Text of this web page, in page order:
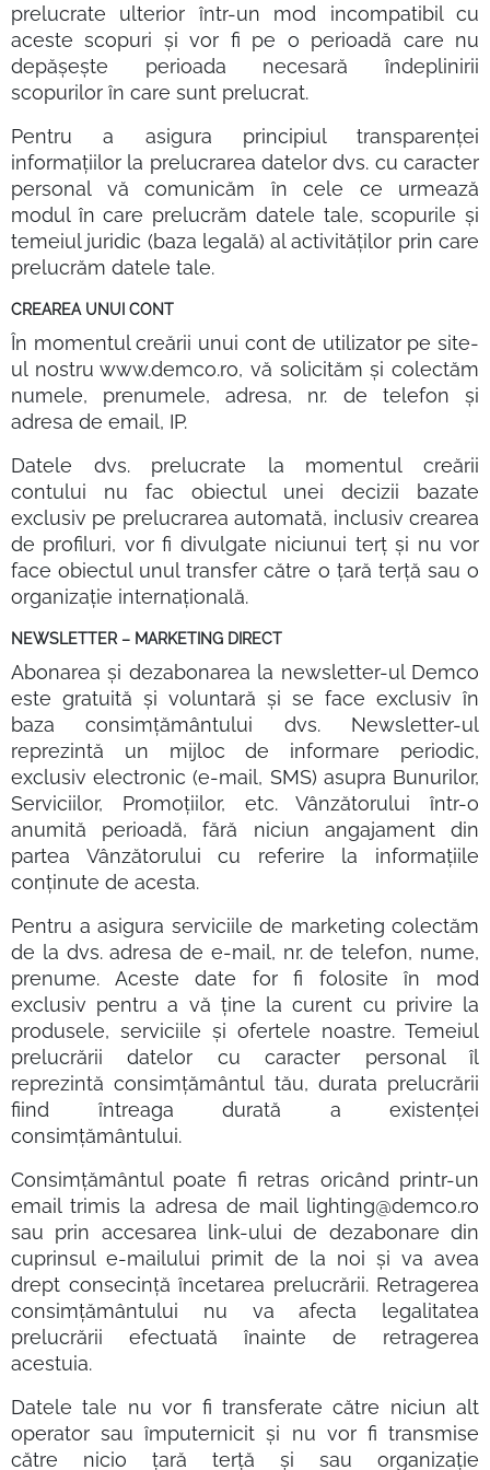
prelucrate ulterior într-un mod incompatibil cu
aceste scopuri și vor fi pe o perioadă care nu
depășește perioada necesară îndeplinirii
scopurilor în care sunt prelucrat.
Pentru a asigura principiul transparenței
informațiilor la prelucrarea datelor dvs. cu caracter
personal vă comunicăm în cele ce urmează
modul în care prelucrăm datele tale, scopurile și
temeiul juridic (baza legală) al activităților prin care
prelucrăm datele tale.
CREAREA UNUI CONT
În momentul creării unui cont de utilizator pe site-
ul nostru www.demco.ro, vă solicităm și colectăm
numele, prenumele, adresa, nr. de telefon și
adresa de email, IP.
Datele dvs. prelucrate la momentul creării
contului nu fac obiectul unei decizii bazate
exclusiv pe prelucrarea automată, inclusiv crearea
de profiluri, vor fi divulgate niciunui terț și nu vor
face obiectul unul transfer către o țară terță sau o
organizație internațională.
NEWSLETTER – MARKETING DIRECT
Abonarea și dezabonarea la newsletter-ul Demco
este gratuită și voluntară și se face exclusiv în
baza consimțământului dvs. Newsletter-ul
reprezintă un mijloc de informare periodic,
exclusiv electronic (e-mail, SMS) asupra Bunurilor,
Serviciilor, Promoțiilor, etc. Vânzătorului într-o
anumită perioadă, fără niciun angajament din
partea Vânzătorului cu referire la informațiile
conținute de acesta.
Pentru a asigura serviciile de marketing colectăm
de la dvs. adresa de e-mail, nr. de telefon, nume,
prenume. Aceste date for fi folosite în mod
exclusiv pentru a vă ține la curent cu privire la
produsele, serviciile și ofertele noastre. Temeiul
prelucrării datelor cu caracter personal îl
reprezintă consimțământul tău, durata prelucrării
fiind întreaga durată a existenței
consimțământului.
Consimțământul poate fi retras oricând printr-un
email trimis la adresa de mail lighting@demco.ro
sau prin accesarea link-ului de dezabonare din
cuprinsul e-mailului primit de la noi și va avea
drept consecință încetarea prelucrării. Retragerea
consimțământului nu va afecta legalitatea
prelucrării efectuată înainte de retragerea
acestuia.
Datele tale nu vor fi transferate către niciun alt
operator sau împuternicit și nu vor fi transmise
către nicio țară terță și sau organizație